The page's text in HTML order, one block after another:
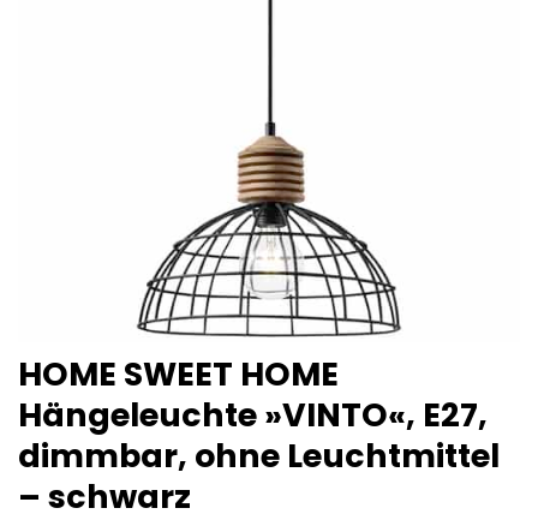
HOME SWEET HOME
Hängeleuchte »VINTO«, E27,
dimmbar, ohne Leuchtmittel
– schwarz